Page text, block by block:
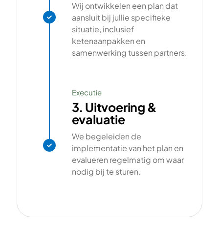

Wij ontwikkelen een plan dat
aansluit bij jullie specifieke
situatie, inclusief
ketenaanpakken en
samenwerking tussen partners.

Executie
3. Uitvoering &
evaluatie
We begeleiden de
implementatie van het plan en
evalueren regelmatig om waar
nodig bij te sturen.